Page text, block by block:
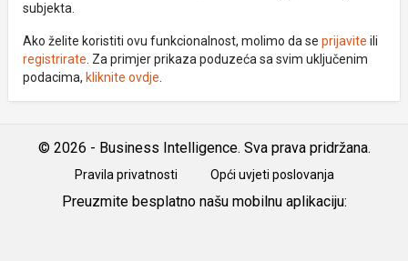
subjekta.
Ako želite koristiti ovu funkcionalnost, molimo da se prijavite ili
registrirate . Za primjer prikaza poduzeća sa svim uključenim
podacima, kliknite ovdje
© 2026 - Business Intelligence. Sva prava pridržana.
Pravila privatnosti Opći uvjeti poslovanja
Preuzmite besplatno našu mobilnu aplikaciju: